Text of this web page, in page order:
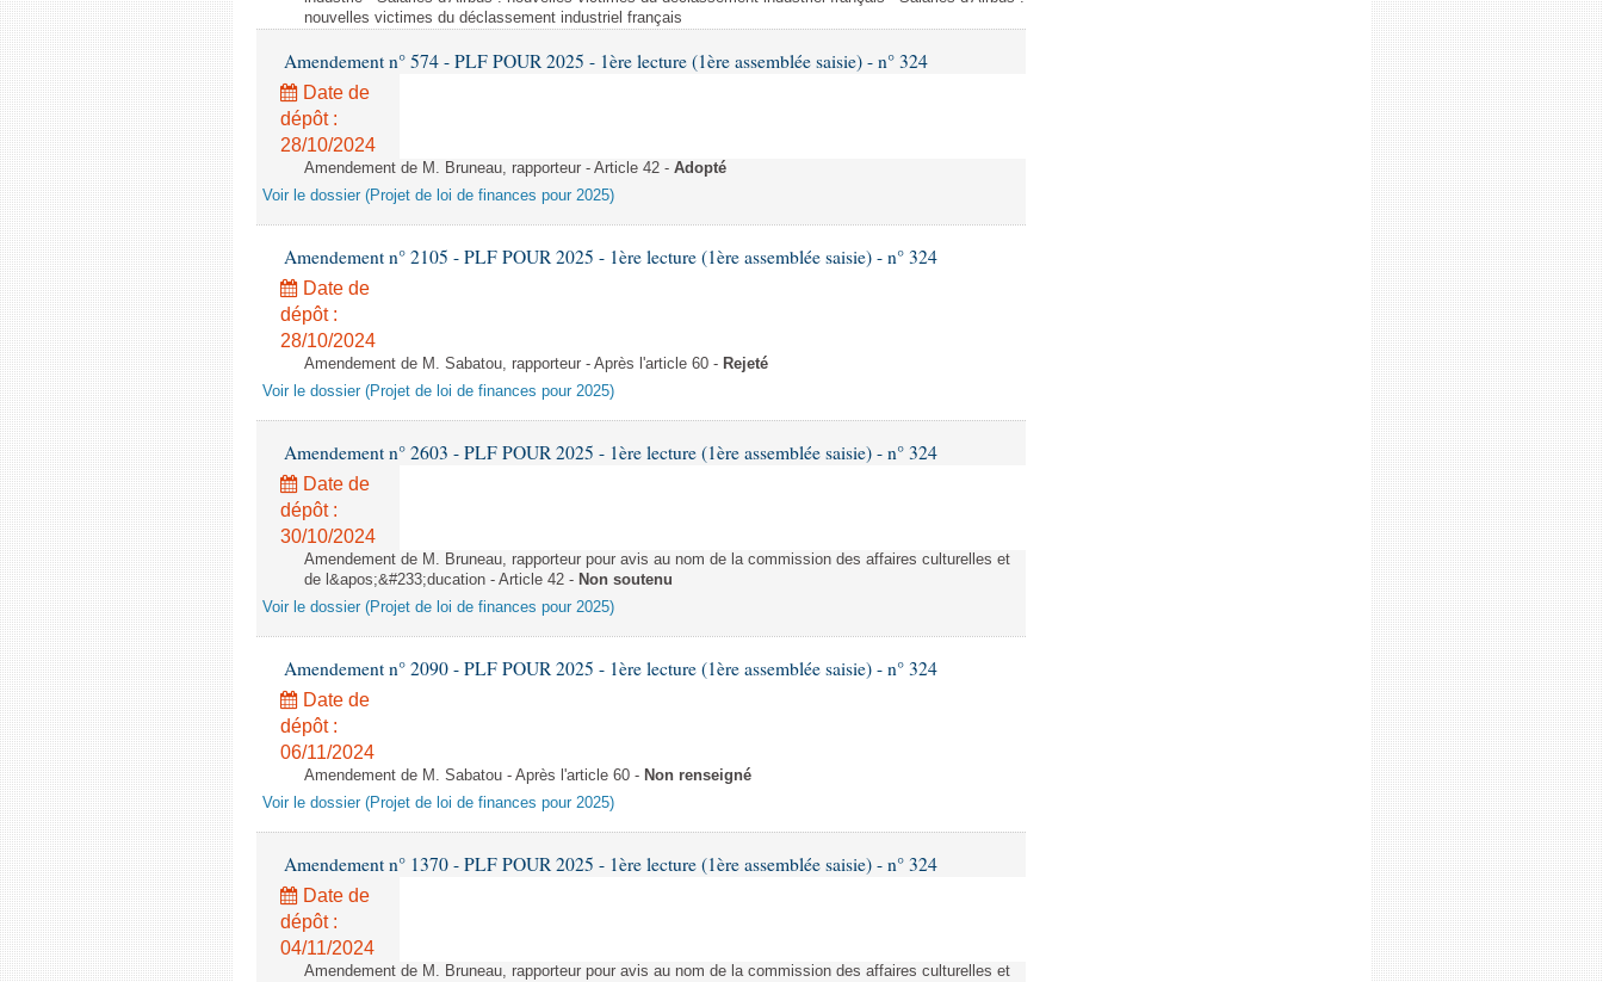
nouvelles victimes du déclassement industriel français
Amendement n° 574 - PLF POUR 2025 - 1ère lecture (1ère assemblée saisie) - n° 324
Date de
dépôt :
28/10/2024
Amendement de M. Bruneau, rapporteur - Article 42 - Adopté
Voir le dossier (Projet de loi de finances pour 2025)
Amendement n° 2105 - PLF POUR 2025 - 1ère lecture (1ère assemblée saisie) - n° 324
Date de
dépôt :
28/10/2024
Amendement de M. Sabatou, rapporteur - Après l'article 60 - Rejeté
Voir le dossier (Projet de loi de finances pour 2025)
Amendement n° 2603 - PLF POUR 2025 - 1ère lecture (1ère assemblée saisie) - n° 324
Date de
dépôt :
30/10/2024
Amendement de M. Bruneau, rapporteur pour avis au nom de la commission des affaires culturelles et
de l&apos;&#233;ducation - Article 42 - Non soutenu
Voir le dossier (Projet de loi de finances pour 2025)
Amendement n° 2090 - PLF POUR 2025 - 1ère lecture (1ère assemblée saisie) - n° 324
Date de
dépôt :
06/11/2024
Amendement de M. Sabatou - Après l'article 60 - Non renseigné
Voir le dossier (Projet de loi de finances pour 2025)
Amendement n° 1370 - PLF POUR 2025 - 1ère lecture (1ère assemblée saisie) - n° 324
Date de
dépôt :
04/11/2024
Amendement de M. Bruneau, rapporteur pour avis au nom de la commission des affaires culturelles et